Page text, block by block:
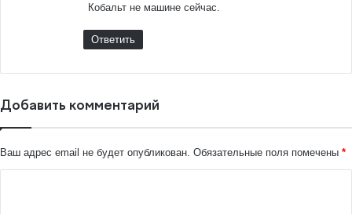
Кобальт не машине сейчас.
Ответить
Добавить комментарий
Ваш адрес email не будет опубликован. Обязательные поля помечены *